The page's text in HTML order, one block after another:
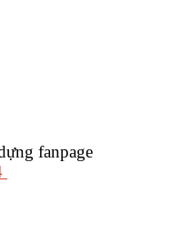
fanpage